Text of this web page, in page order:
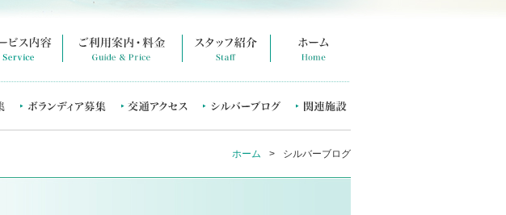
シルバーブログ
>
ホーム